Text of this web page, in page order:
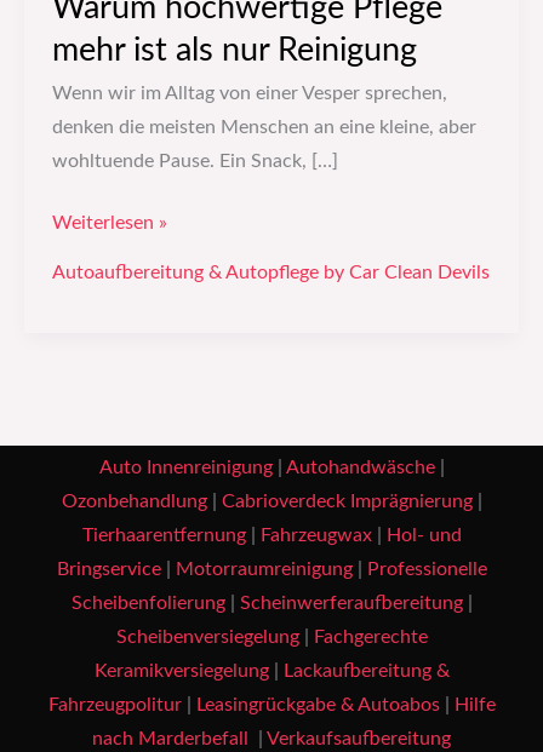
Warum hochwertige Pflege
mehr ist als nur Reinigung
Wenn wir im Alltag von einer Vesper sprechen,
denken die meisten Menschen an eine kleine, aber
wohltuende Pause. Ein Snack, […]
Reinigung
Weiterlesen »
Autoaufbereitung & Autopflege by Car Clean Devils
Auto Innenreinigung| Autohandwäsche|
Ozonbehandlung| Cabrioverdeck Imprägnierung|
Tierhaarentfernung| Fahrzeugwax|
Hol- und
Bringservice| Motorraumreinigung|
Professionelle
Scheibenfolierung| Scheinwerferaufbereitung|
Scheibenversiegelung|
Fachgerechte
Keramikversiegelung|
Lackaufbereitung &
Fahrzeugpolitur| Leasingrückgabe & Autoabos|
Hilfe
nach Marderbefall
Verkaufsaufbereitung